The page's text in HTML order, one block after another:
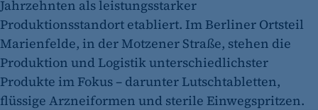
Jahrzehnten als leistungsstarker
Produktionsstandort etabliert. Im Berliner Ortsteil
Marienfelde, in der Motzener Straße, stehen die
Produktion und Logistik unterschiedlichster
Produkte im Fokus – darunter Lutschtabletten,
flüssige Arzneiformen und sterile Einwegspritzen.